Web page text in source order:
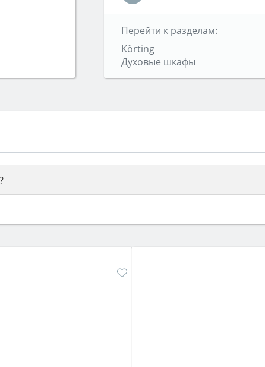
Перейти к разделам:
Körting
Духовые шкафы
A и нужные функции (конвекция, гриль,